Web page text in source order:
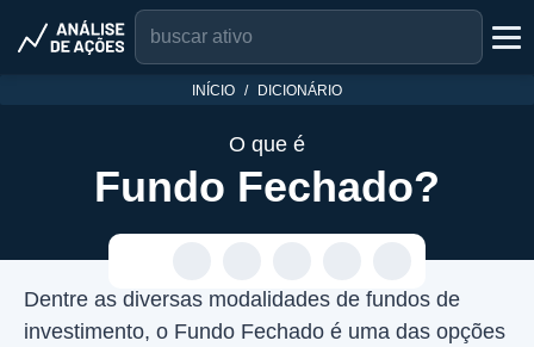
INÍCIO DICIONÁRIO
O que é
Fundo Fechado?
Dentre as diversas modalidades de fundos de
investimento, o Fundo Fechado é uma das opções